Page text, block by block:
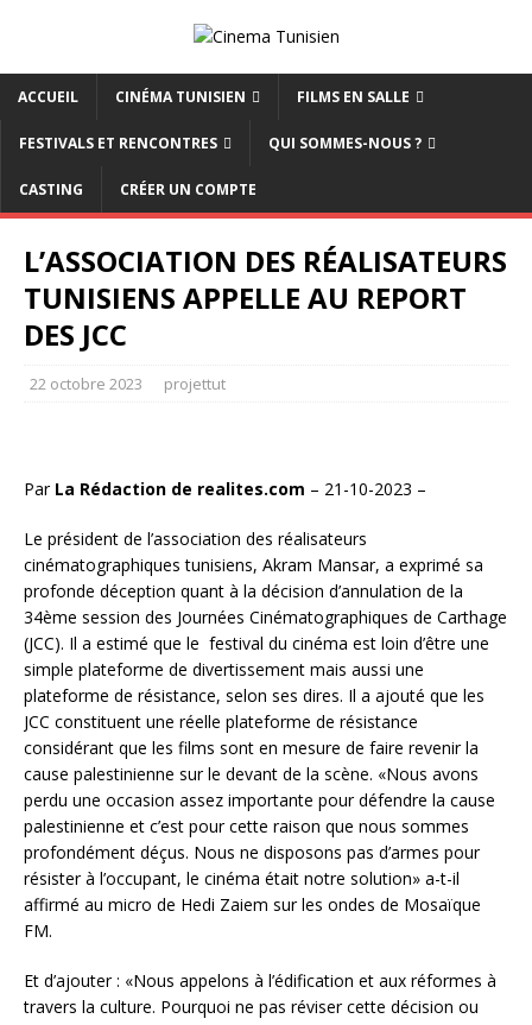
ACCUEIL CINÉMA TUNISIEN FILMS EN SALLE
FESTIVALS ET RENCONTRES QUI SOMMES-NOUS ?
CASTING CRÉER UN COMPTE
L’ASSOCIATION DES RÉALISATEURS
TUNISIENS APPELLE AU REPORT
DES JCC
22 octobre 2023 projettut
Par La Rédaction de realites.com – 21-10-2023 –
Le président de l’association des réalisateurs
cinématographiques tunisiens, Akram Mansar, a exprimé sa
profonde déception quant à la décision d’annulation de la
34ème session des Journées Cinématographiques de Carthage
(JCC). Il a estimé que le festival du cinéma est loin d’être une
simple plateforme de divertissement mais aussi une
plateforme de résistance, selon ses dires. Il a ajouté que les
JCC constituent une réelle plateforme de résistance
considérant que les films sont en mesure de faire revenir la
cause palestinienne sur le devant de la scène. «Nous avons
perdu une occasion assez importante pour défendre la cause
palestinienne et c’est pour cette raison que nous sommes
profondément déçus. Nous ne disposons pas d’armes pour
résister à l’occupant, le cinéma était notre solution» a-t-il
affirmé au micro de Hedi Zaiem sur les ondes de Mosaïque
FM.
Et d’ajouter : «Nous appelons à l’édification et aux réformes à
travers la culture. Pourquoi ne pas réviser cette décision ou